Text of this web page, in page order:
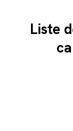
Liste